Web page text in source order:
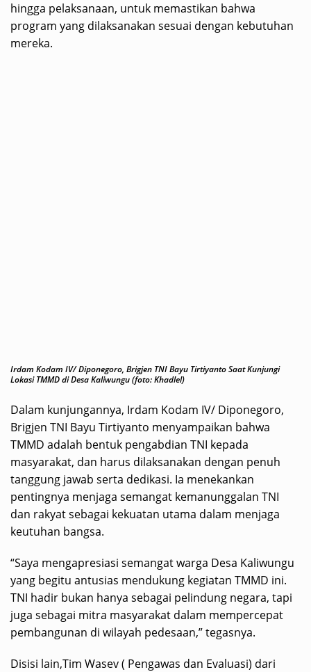
hingga pelaksanaan, untuk memastikan bahwa
program yang dilaksanakan sesuai dengan kebutuhan
mereka.
Irdam Kodam IV/ Diponegoro, Brigjen TNI Bayu Tirtiyanto Saat Kunjungi
Lokasi TMMD di Desa Kaliwungu (foto: Khadlel)
Dalam kunjungannya, Irdam Kodam IV/ Diponegoro,
Brigjen TNI Bayu Tirtiyanto menyampaikan bahwa
TMMD adalah bentuk pengabdian TNI kepada
masyarakat, dan harus dilaksanakan dengan penuh
tanggung jawab serta dedikasi. Ia menekankan
pentingnya menjaga semangat kemanunggalan TNI
dan rakyat sebagai kekuatan utama dalam menjaga
keutuhan bangsa.
“Saya mengapresiasi semangat warga Desa Kaliwungu
yang begitu antusias mendukung kegiatan TMMD ini.
TNI hadir bukan hanya sebagai pelindung negara, tapi
juga sebagai mitra masyarakat dalam mempercepat
pembangunan di wilayah pedesaan,” tegasnya.
Disisi lain,Tim Wasev ( Pengawas dan Evaluasi) dari